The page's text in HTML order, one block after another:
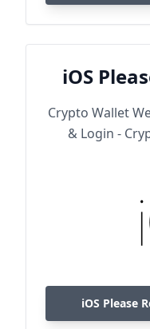
iOS
Crypto Wallet
& Login -
iOS Please